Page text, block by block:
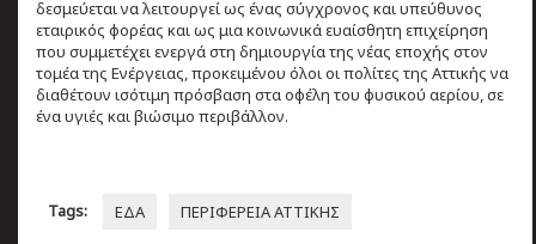
δεσμεύεται να λειτουργεί ως ένας σύγχρονος και υπεύθυνος
εταιρικός φορέας και ως μια κοινωνικά ευαίσθητη επιχείρηση
που συμμετέχει ενεργά στη δημιουργία της νέας εποχής στον
τομέα της Ενέργειας, προκειμένου όλοι οι πολίτες της Αττικής να
διαθέτουν ισότιμη πρόσβαση στα οφέλη του φυσικού αερίου, σε
ένα υγιές και βιώσιμο περιβάλλον.
Tags: ΕΔΑ ΠΕΡΙΦΕΡΕΙΑ ΑΤΤΙΚΗΣ